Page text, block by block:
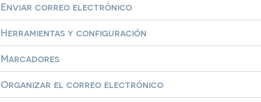
Enviar correo electrónico
Herramientas y configuración
Marcadores
Organizar el correo electrónico